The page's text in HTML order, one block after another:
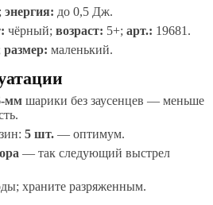
энергия: до 0,5 Дж.
чёрный; возраст: 5+; арт.: 19681.
размер: маленький.
мм шарики без заусенцев — меньше
5 шт. — оптимум.
— так следующий выстрел
храните разряженным.